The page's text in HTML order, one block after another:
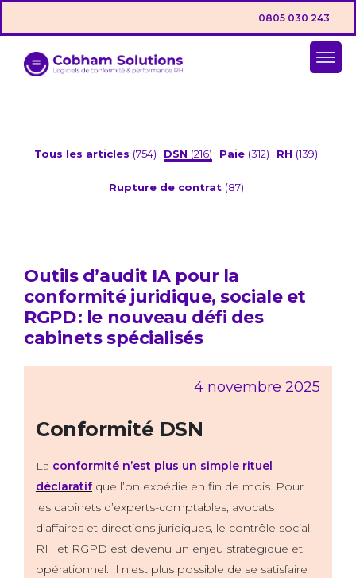
0805 030 243
Tous les articles (754) DSN (216) Paie (312) RH (139)
Rupture de contrat (87)
Outils d’audit IA pour la
conformité juridique, sociale et
RGPD : le nouveau défi des
cabinets spécialisés
4 novembre 2025
Conformité DSN
La conformité n’est plus un simple rituel
déclaratifque l’on expédie en fin de mois. Pour
les cabinets d’experts-comptables, avocats
d’affaires et directions juridiques, le contrôle social,
RH et RGPD est devenu un enjeu stratégique et
opérationnel. Il n’est plus possible de se satisfaire